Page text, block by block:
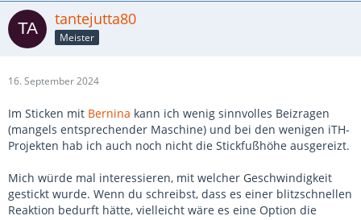
tantejutta80
Meister
16. September 2024
Im Sticken mit Bernina kann ich wenig sinnvolles Beizragen
(mangels entsprechender Maschine) und bei den wenigen iTH-
Projekten hab ich auch noch nicht die Stickfußhöhe ausgereizt.
Mich würde mal interessieren, mit welcher Geschwindigkeit
gestickt wurde. Wenn du schreibst, dass es einer blitzschnellen
Reaktion bedurft hätte, vielleicht wäre es eine Option die